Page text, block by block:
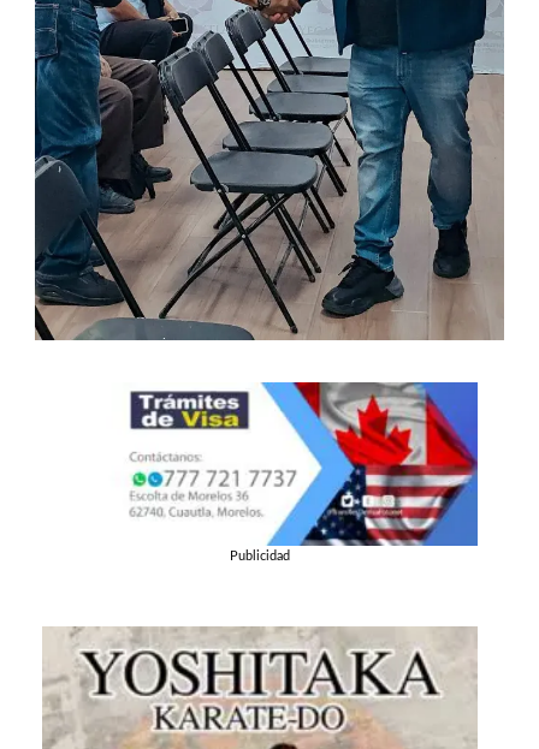
Publicidad